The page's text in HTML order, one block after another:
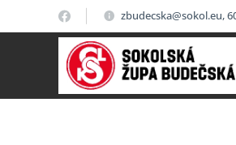
zbudecska@sokol.eu,